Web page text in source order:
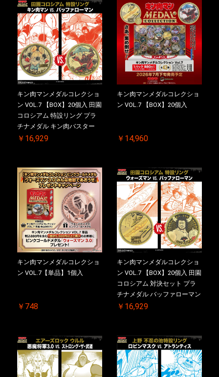
キン肉マンメダルコレクショ
ン VOL.7 【BOX】20個入 田園
コロシアム 特設リング プラ
チナメダル キン肉バスター
VS. キン肉バスターやぶり 初
メダル(非売品)付
￥16,929
キン肉マンメダルコレクショ
ン VOL.7 【BOX】20個入
￥14,960
キン肉マンメダルコレクショ
ン VOL.7【単品】1個入
￥748
キン肉マンメダルコレクショ
ン VOL.7 【BOX】20個入 田園
コロシアム 対決セット プラ
チナメダル バッファローマン
2.0 顎髭 Ver. VS. 光の矢 初回
メダル(非売品)付
￥16,929